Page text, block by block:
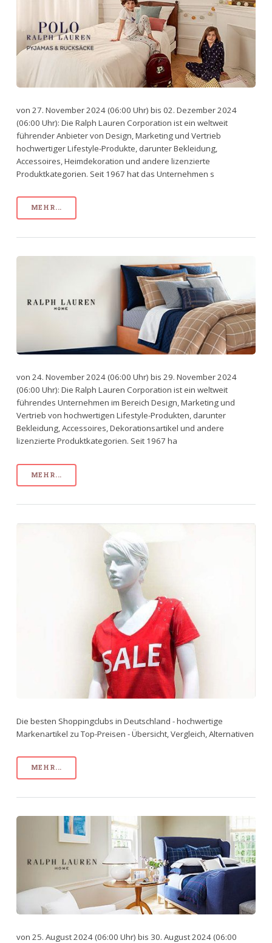
von 27. November 2024 (06:00 Uhr) bis 02. Dezember 2024
(06:00 Uhr): Die Ralph Lauren Corporation ist ein weltweit
führender Anbieter von Design, Marketing und Vertrieb
hochwertiger Lifestyle-Produkte, darunter Bekleidung,
Accessoires, Heimdekoration und andere lizenzierte
Produktkategorien. Seit 1967 hat das Unternehmen s
MEHR...
von 24. November 2024 (06:00 Uhr) bis 29. November 2024
(06:00 Uhr): Die Ralph Lauren Corporation ist ein weltweit
führendes Unternehmen im Bereich Design, Marketing und
Vertrieb von hochwertigen Lifestyle-Produkten, darunter
Bekleidung, Accessoires, Dekorationsartikel und andere
lizenzierte Produktkategorien. Seit 1967 ha
MEHR...
Die besten Shoppingclubs in Deutschland - hochwertige
Markenartikel zu Top-Preisen - Übersicht, Vergleich, Alternativen
MEHR...
von 25. August 2024 (06:00 Uhr) bis 30. August 2024 (06:00